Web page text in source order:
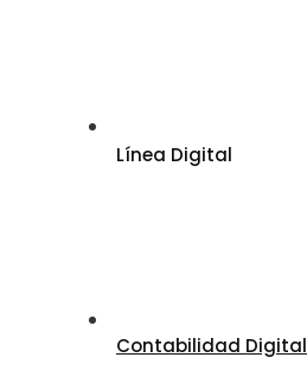
Línea Digital
Contabilidad Digital